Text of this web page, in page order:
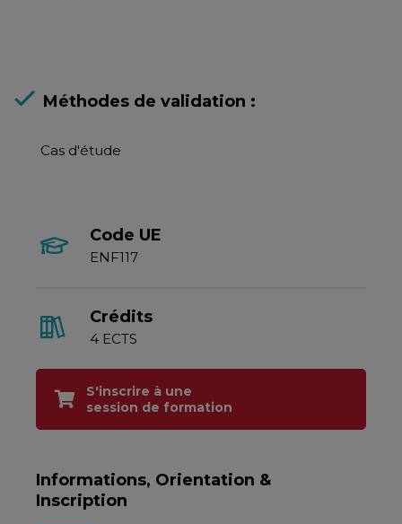
Méthodes de validation :
Cas d'étude
Code UE
ENF117
Crédits
4 ECTS
S'inscrire à une
session de formation
Informations, Orientation &
Inscription